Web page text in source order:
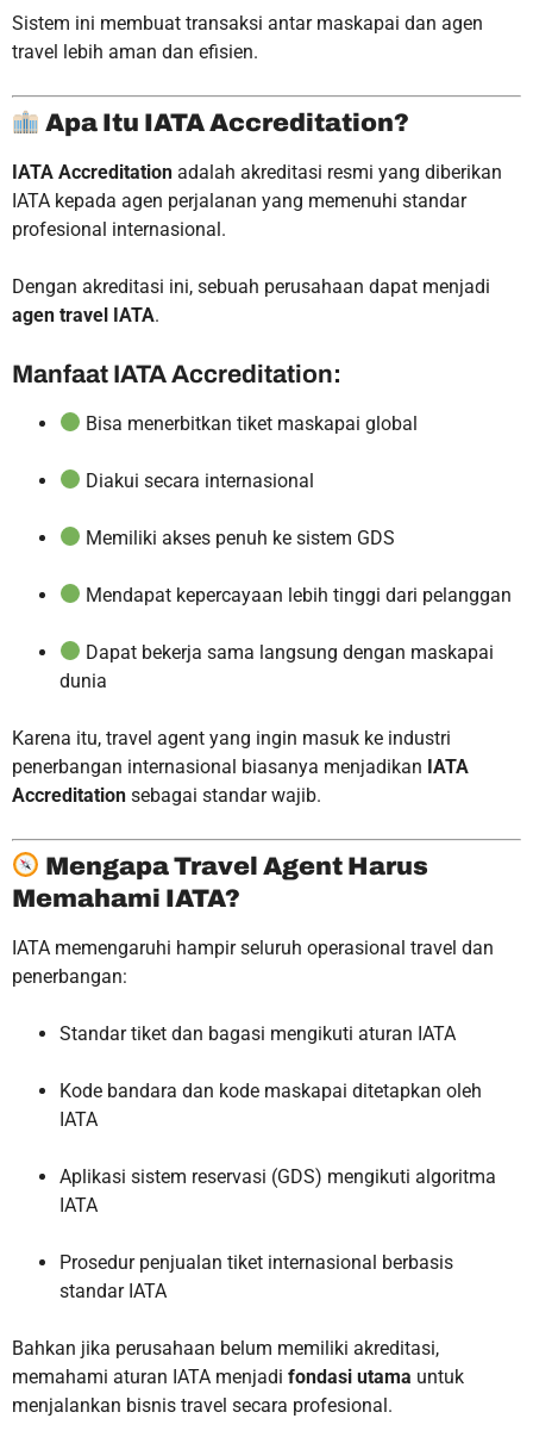
Sistem ini membuat transaksi antar maskapai dan agen
travel lebih aman dan efisien.
Apa Itu IATA Accreditation?
IATA Accreditation adalah akreditasi resmi yang diberikan
IATA kepada agen perjalanan yang memenuhi standar
profesional internasional.
Dengan akreditasi ini, sebuah perusahaan dapat menjadi
agen travel IATA.
Manfaat IATA Accreditation:
Bisa menerbitkan tiket maskapai global
Diakui secara internasional
Memiliki akses penuh ke sistem GDS
Mendapat kepercayaan lebih tinggi dari pelanggan
Dapat bekerja sama langsung dengan maskapai
dunia
Karena itu, travel agent yang ingin masuk ke industri
penerbangan internasional biasanya menjadikan IATA
Accreditation sebagai standar wajib.
Mengapa Travel Agent Harus
Memahami IATA?
IATA memengaruhi hampir seluruh operasional travel dan
penerbangan:
Standar tiket dan bagasi mengikuti aturan IATA
Kode bandara dan kode maskapai ditetapkan oleh
IATA
Aplikasi sistem reservasi (GDS) mengikuti algoritma
IATA
Prosedur penjualan tiket internasional berbasis
standar IATA
Bahkan jika perusahaan belum memiliki akreditasi,
memahami aturan IATA menjadi fondasi utama untuk
menjalankan bisnis travel secara profesional.